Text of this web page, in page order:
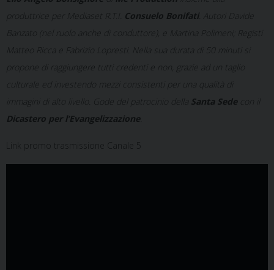
produttrice per Mediaset R.T.I.
Consuelo Bonifati. Autori Davide
Banzato (nel ruolo anche di conduttore), e Martina Polimeni; Registi
Matteo Ricca e Fabrizio Lopresti. Nella sua durata di 50 minuti si
immagini di alto livello. Gode del patrocinio della Santa Sedecon il
Dicastero per l’Evangelizzazione.
Link promo trasmissione Canale 5